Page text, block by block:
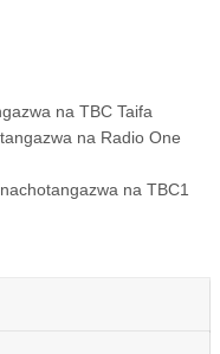
na TBC Taifa
na Radio One
na TBC1